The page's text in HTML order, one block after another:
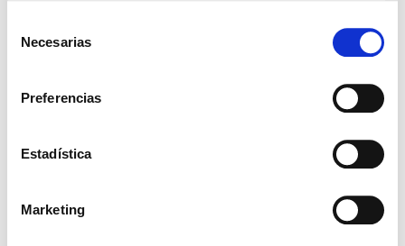
Necesarias
Preferencias
Estadística
Marketing